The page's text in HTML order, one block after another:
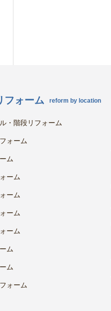
フォーム reform by location
・階段リフォーム
ォーム
ム
ーム
ーム
ーム
ーム
ム
ム
ォーム